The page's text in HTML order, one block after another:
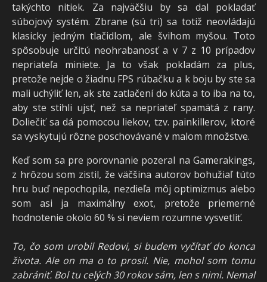
takýchto nitiek. Za najväčšiu by sa dal pokladať
súbojový systém. Zbrane (sú tri) sa totiž neovládajú
klasicky jedným tlačidlom, ale švihom myšou. Toto
spôsobuje určitú neohrabanosť a v 7 z 10 prípadov
nepriateľa miniete. Ja to však pokladám za plus,
pretože nejde o žiadnu FPS rúbačku a k boju by ste sa
mali uchýliť len, ak ste zatlačení do kúta a to iba na to,
aby ste stihli ujsť, než sa nepriateľ spamätá z rany.
Doliečiť sa dá pomocou liekov, tzv. painkillerov, ktoré
sa vyskytujú rôzne poschovávané v malom množstve.
Keď som sa pre porovnanie pozeral na Gamerakings,
z hrôzou som zistil, že väčšina autorov bohužiaľ túto
hru buď nepochopila, nezdieľa môj optimizmus alebo
som asi ja maximálny exot, pretože priemerné
hodnotenie okolo 60 % si neviem rozumne vysvetliť.
To, čo som urobil Redovi, si budem vyčítať do konca
života. Ale on ma o to prosil. Nie, mohol som tomu
zabrániť. Bol tu celých 30 rokov sám, len s nimi. Nemal